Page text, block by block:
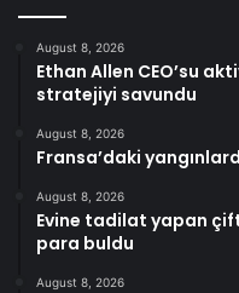
August 8, 2026
Ethan Allen CEO’su
stratejiyi savundu
August 8, 2026
Fransa’daki
August 8, 2026
Evine tadilat yapan
para buldu
August 8, 2026